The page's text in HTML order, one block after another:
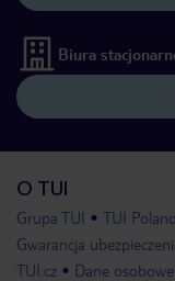
Biura
O TUI
Grupa TUI TUI Poland
Gwarancja
TUI.cz
Dane osobowe